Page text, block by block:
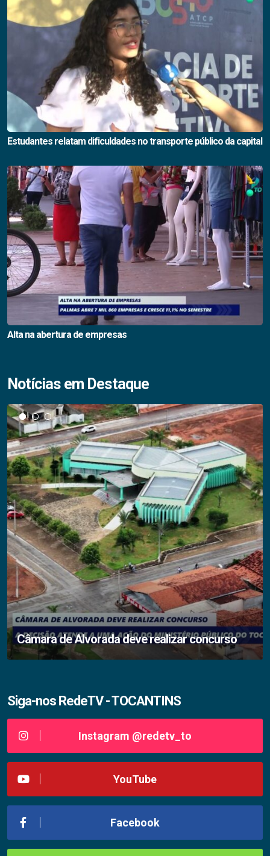
Estudantes relatam dificuldades no transporte público da capital
Alta na abertura de empresas
Notícias em Destaque
Câmara de Alvorada deve realizar concurso
Siga-nos RedeTV - TOCANTINS
Instagram @redetv_to
YouTube
Facebook